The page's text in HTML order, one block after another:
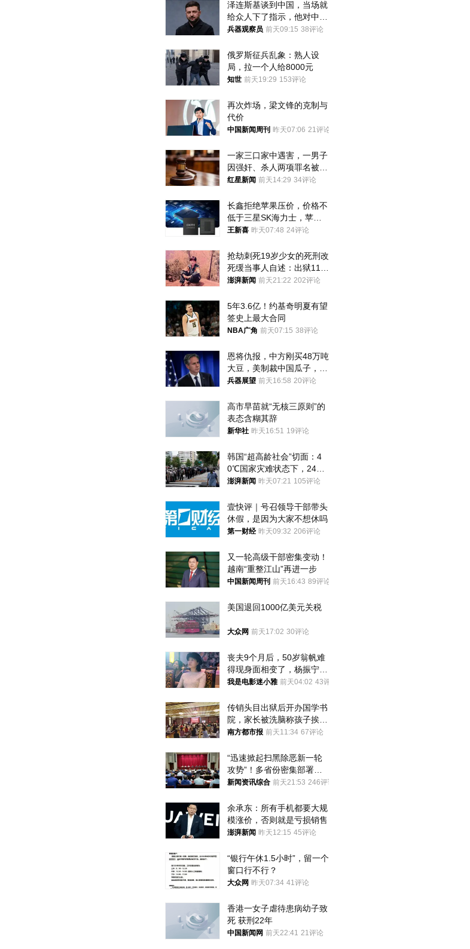
泽连斯基谈到中国，当场就
给众人下了指示，他对中国
和中乌关系，显然又有了新
兵器观察员 前天09:15 38评论
俄罗斯征兵乱象：熟人设
局，拉一个人给8000元
知世 前天19:29 153评论
再次炸场，梁文锋的克制与
代价
中国新闻周刊 昨天07:06 21评论
一家三口家中遇害，一男子
因强奸、杀人两项罪名被判
死缓 最高检介入后改判无
红星新闻 前天14:29 34评论
长鑫拒绝苹果压价，价格不
低于三星SK海力士，苹果
失去了议价权
王新喜 昨天07:48 24评论
抢劫刺死19岁少女的死刑改
死缓当事人自述：出狱11年
间始终刻意躲避被害人家属
澎湃新闻 前天21:22 202评论
5年3.6亿！约基奇明夏有望
签史上最大合同
NBA广角 前天07:15 38评论
恩将仇报，中方刚买48万吨
大豆，美制裁中国瓜子，布
林肯措辞变了
兵器展望 前天16:58 20评论
高市早苗就“无核三原则”的
表态含糊其辞
新华社 昨天16:51 19评论
韩国“超高龄社会”切面：4
0℃国家灾难状态下，2400
名首尔老人还在巷子里收废
澎湃新闻 昨天07:21 105评论
壹快评｜号召领导干部带头
休假，是因为大家不想休吗
第一财经 昨天09:32 206评论
又一轮高级干部密集变动！
越南“重整江山”再进一步
中国新闻周刊 前天16:43 89评论
美国退回1000亿美元关税
大众网 前天17:02 30评论
丧夫9个月后，50岁翁帆难
得现身面相变了，杨振宁终
于可以放心了
我是电影迷小雅 前天04:02 43评论
传销头目出狱后开办国学书
院，家长被洗脑称孩子挨打
才有效果
南方都市报 前天11:34 67评论
“迅速掀起扫黑除恶新一轮
攻势”！多省份密集部署，
公布举报方式
新闻资讯综合 前天21:53 246评论
余承东：所有手机都要大规
模涨价，否则就是亏损销售
澎湃新闻 昨天12:15 45评论
“银行午休1.5小时”，留一个
窗口行不行？
大众网 昨天07:34 41评论
香港一女子虐待患病幼子致
死 获刑22年
中国新闻网 前天22:41 21评论